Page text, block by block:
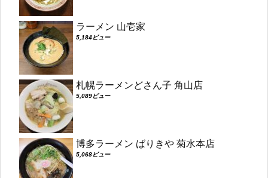
ラーメン 山壱家
5,184ビュー
札幌ラーメンどさん子 角山店
5,089ビュー
博多ラーメン ばりきや 菊水本店
5,068ビュー